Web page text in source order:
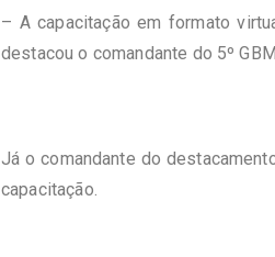
– A capacitação em formato
destacou o comandante do 5º
Já o comandante do
capacitação.